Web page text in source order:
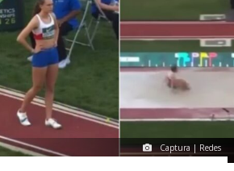
Captura | Redes